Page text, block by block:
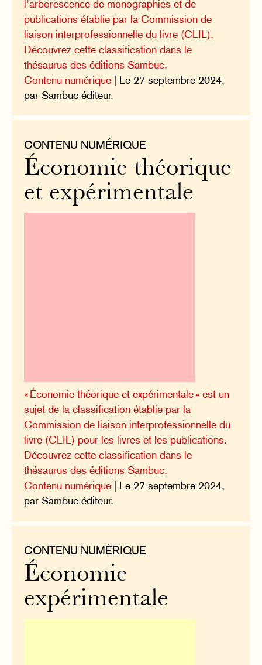
l’arborescence de monographies et de
publications établie par la Commission de
liaison interprofessionnelle du livre (CLIL).
Découvrez cette classification dans le
thésaurus des éditions Sambuc.
Contenu numérique | Le 27 septembre 2024,
par Sambuc éditeur.
CONTENU NUMÉRIQUE
Économie théorique
et expérimentale
« Économie théorique et expérimentale » est un
sujet de la classification établie par la
Commission de liaison interprofessionnelle du
livre (CLIL) pour les livres et les publications.
Découvrez cette classification dans le
thésaurus des éditions Sambuc.
Contenu numérique | Le 27 septembre 2024,
par Sambuc éditeur.
CONTENU NUMÉRIQUE
Économie
expérimentale